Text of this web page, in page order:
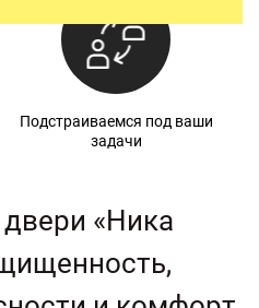
Широкий ассортимент
двери «Ника
ищенность,